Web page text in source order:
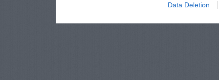
Data Deletion